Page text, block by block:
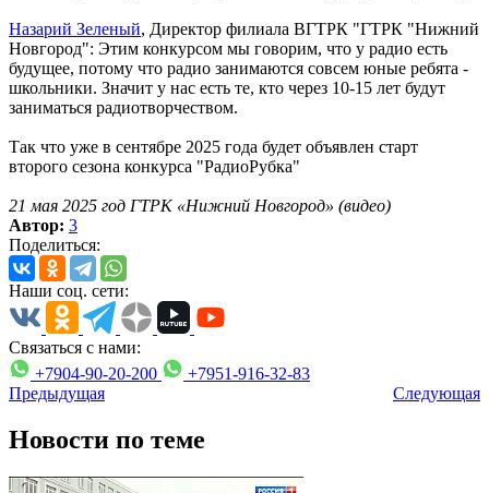
Назарий Зеленый, Директор филиала ВГТРК "ГТРК "Нижний
Новгород": Этим конкурсом мы говорим, что у радио есть
будущее, потому что радио занимаются совсем юные ребята -
школьники. Значит у нас есть те, кто через 10-15 лет будут
заниматься радиотворчеством.
Так что уже в сентябре 2025 года будет объявлен старт
второго сезона конкурса "РадиоРубка"
21 мая 2025 год ГТРК «Нижний Новгород» (видео)
Автор: 3
Поделиться:
Наши соц. сети:
Связаться с нами:
+7904-90-20-200
+7951-916-32-83
Предыдущая
Следующая
Новости по теме